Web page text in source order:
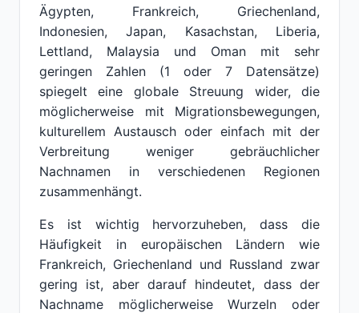
Ägypten, Frankreich, Griechenland,
Indonesien, Japan, Kasachstan, Liberia,
Lettland, Malaysia und Oman mit sehr
geringen Zahlen (1 oder 7 Datensätze)
spiegelt eine globale Streuung wider, die
möglicherweise mit Migrationsbewegungen,
kulturellem Austausch oder einfach mit der
Verbreitung weniger gebräuchlicher
Nachnamen in verschiedenen Regionen
zusammenhängt.
Es ist wichtig hervorzuheben, dass die
Häufigkeit in europäischen Ländern wie
Frankreich, Griechenland und Russland zwar
gering ist, aber darauf hindeutet, dass der
Nachname möglicherweise Wurzeln oder